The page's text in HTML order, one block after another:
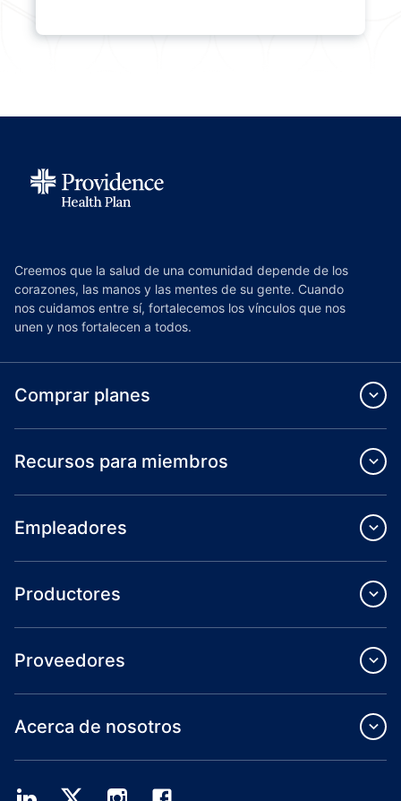
Creemos que la salud de una comunidad depende de los
corazones, las manos y las mentes de su gente. Cuando
nos cuidamos entre sí, fortalecemos los vínculos que nos
unen y nos fortalecen a todos.
Comprar planes
Recursos para miembros
Empleadores
Productores
Proveedores
Acerca de nosotros